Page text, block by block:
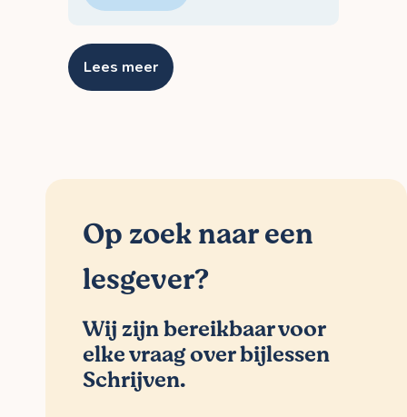
Lees meer
Op zoek naar een
lesgever?
Wij zijn bereikbaar voor
elke vraag over bijlessen
Schrijven.